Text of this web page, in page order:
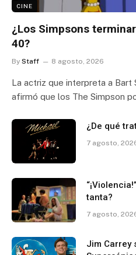
CINE
¿Los Simpsons
40?
By Staff 8 agosto, 2026
La actriz que interpreta a Bart
afirmó que los The Simpson
¿De qué
7 agosto,
tanta?
7 agosto,
Jim Carrey